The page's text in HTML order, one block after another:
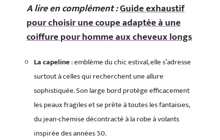
A lire en complément :Guide exhaustif
pour choisir une coupe adaptée à une
coiffure pour homme aux cheveux longs
La capeline: emblème du chic estival, elle s’adresse
surtout à celles qui recherchent une allure
sophistiquée. Son large bord protège efficacement
les peaux fragiles et se prête à toutes les fantaisies,
du jean-chemise décontracté à la robe à volants
inspirée des années 50.